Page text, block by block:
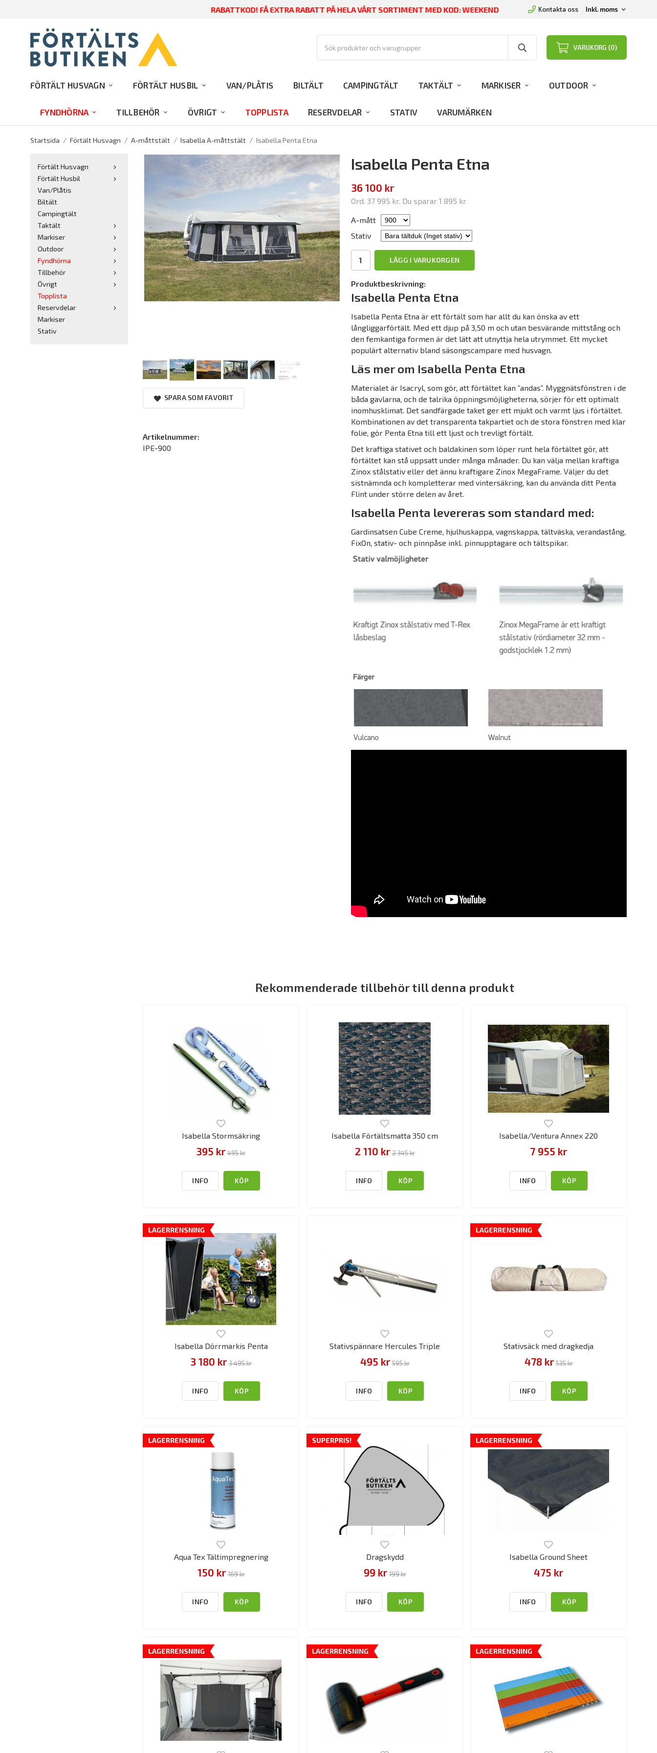
RABATTKOD! FÅ EXTRA RABATT PÅ HELA VÅRT SORTIMENT MED KOD: WEEKEND Kontakta oss
VARUKORG (0)
FÖRTÄLT HUSVAGN FÖRTÄLT HUSBIL VAN/PLÅTIS BILTÄLT CAMPINGTÄLT TAKTÄLT MARKISER OUTDOOR
FYNDHÖRNA TILLBEHÖR ÖVRIGT TOPPLISTA RESERVDELAR STATIV VARUMÄRKEN
Startsida / Förtält Husvagn / A-måttstält / Isabella A-måttstält / Isabella Penta Etna
Förtält Husvagn
Förtält Husbil
Van/Plåtis
Biltält
Campingtält
Taktält
Markiser
Outdoor
Fyndhörna
Tillbehör
Övrigt
Topplista
Reservdelar
Markiser
Stativ
Isabella Penta Etna
36 100 kr
Ord. 37 995 kr. Du sparar 1 895 kr
A-mått
Stativ
LÄGG I VARUKORGEN
Produktbeskrivning:
Isabella Penta Etna
Isabella Penta Etna är ett förtält som har allt du kan önska av ett
långliggarförtält. Med ett djup på 3,50 m och utan besvärande mittstång och
den femkantiga formen är det lätt att utnyttja hela utrymmet. Ett mycket
populärt alternativ bland säsongscampare med husvagn.
Läs mer om Isabella Penta Etna
Materialet är Isacryl, som gör, att förtältet kan ”andas”. Myggnätsfönstren i de
båda gavlarna, och de talrika öppningsmöjligheterna, sörjer för ett optimalt
inomhusklimat. Det sandfärgade taket ger ett mjukt och varmt ljus i förtältet.
Kombinationen av det transparenta takpartiet och de stora fönstren med klar
folie, gör Penta Etna till ett ljust och trevligt förtält.
Det kraftiga stativet och baldakinen som löper runt hela förtältet gör, att
förtältet kan stå uppsatt under många månader. Du kan välja mellan kraftiga
Zinox stålstativ eller det ännu kraftigare Zinox MegaFrame. Väljer du det
sistnämnda och kompletterar med vintersäkring, kan du använda ditt Penta
Flint under större delen av året.
Isabella Penta levereras som standard med:
Gardinsatsen Cube Creme, hjulhuskappa, vagnskappa, tältväska, verandastång,
FixOn, stativ- och pinnpåse inkl. pinnupptagare och tältspikar.
SPARA SOM FAVORIT
Artikelnummer:
IPE-900
Rekommenderade tillbehör till denna produkt
Isabella Stormsäkring
395 kr 495 kr
INFO KÖP
Isabella Förtältsmatta 350 cm
2 110 kr 2 345 kr
INFO KÖP
Isabella/Ventura Annex 220
7 955 kr
INFO KÖP
LAGERRENSNING
Isabella Dörrmarkis Penta
3 180 kr 3 495 kr
INFO KÖP
Stativspännare Hercules Triple
495 kr 595 kr
INFO KÖP
LAGERRENSNING
Stativsäck med dragkedja
478 kr 535 kr
INFO KÖP
LAGERRENSNING
Aqua Tex Tältimpregnering
150 kr 169 kr
INFO KÖP
SUPERPRIS!
Dragskydd
99 kr 199 kr
INFO KÖP
LAGERRENSNING
Isabella Ground Sheet
475 kr
INFO KÖP
LAGERRENSNING LAGERRENSNING LAGERRENSNING